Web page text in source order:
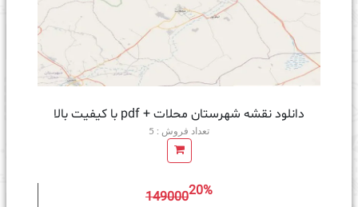
دانلود نقشه شهرستان محلات + pdf با کیفیت بالا
تعداد فروش : 5
14900020%